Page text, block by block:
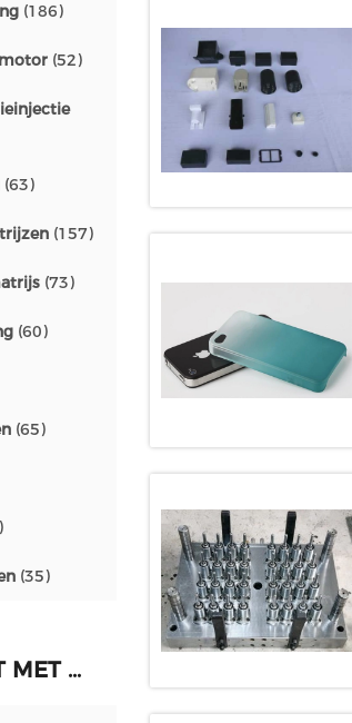
(186)
(52)
(63)
(157)
(73)
(60)
(65)
(35)
NEEM CONTACT MET ONS OP